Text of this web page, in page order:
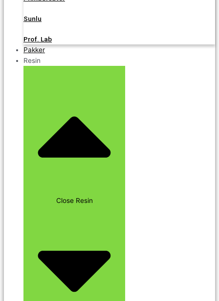
Sunlu
Prof. Lab
Pakker
Resin
Close Resin